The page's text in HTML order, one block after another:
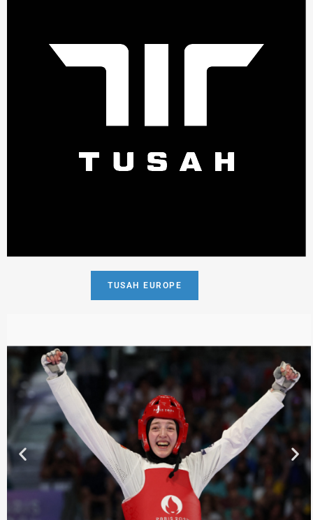
TUSAH EUROPE